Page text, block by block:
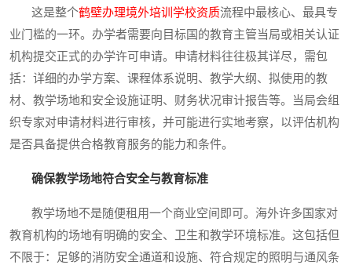
这是整个鹤壁办理境外培训学校资质流程中最核心、最具专
业门槛的一环。办学者需要向目标国的教育主管当局或相关认证
机构提交正式的办学许可申请。申请材料往往极其详尽，需包
括：详细的办学方案、课程体系说明、教学大纲、拟使用的教
材、教学场地和安全设施证明、财务状况审计报告等。当局会组
织专家对申请材料进行审核，并可能进行实地考察，以评估机构
是否具备提供合格教育服务的能力和条件。
确保教学场地符合安全与教育标准
教学场地不是随便租用一个商业空间即可。海外许多国家对
教育机构的场地有明确的安全、卫生和教学环境标准。这包括但
不限于：足够的消防安全通道和设施、符合规定的照明与通风条